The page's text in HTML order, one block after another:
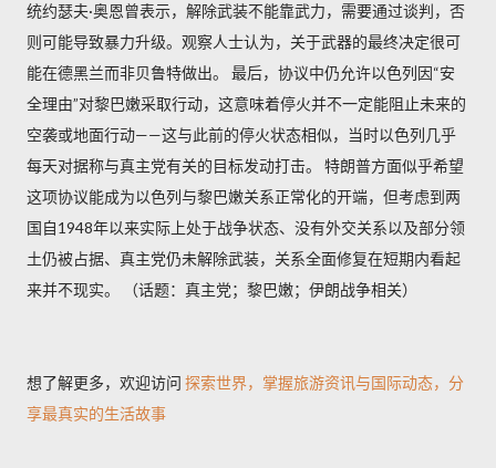
统约瑟夫·奥恩曾表示，解除武装不能靠武力，需要通过谈判，否
则可能导致暴力升级。观察人士认为，关于武器的最终决定很可
能在德黑兰而非贝鲁特做出。 最后，协议中仍允许以色列因“安
全理由”对黎巴嫩采取行动，这意味着停火并不一定能阻止未来的
空袭或地面行动——这与此前的停火状态相似，当时以色列几乎
每天对据称与真主党有关的目标发动打击。 特朗普方面似乎希望
这项协议能成为以色列与黎巴嫩关系正常化的开端，但考虑到两
国自1948年以来实际上处于战争状态、没有外交关系以及部分领
土仍被占据、真主党仍未解除武装，关系全面修复在短期内看起
来并不现实。 （话题：真主党；黎巴嫩；伊朗战争相关）
想了解更多，欢迎访问 探索世界，掌握旅游资讯与国际动态，分
享最真实的生活故事